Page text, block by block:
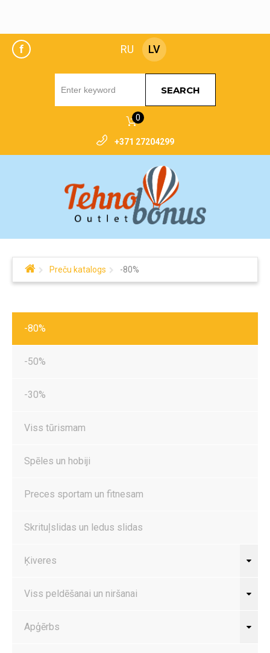
RU LV
f
SEARCH
0
+371 27204299
Preču katalogs -80%
-80%
-50%
-30%
Viss tūrismam
Spēles un hobiji
Preces sportam un fitnesam
Skrituļslidas un ledus slidas
Ķiveres
Viss peldēšanai un niršanai
Apģērbs